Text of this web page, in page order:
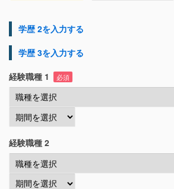
学歴 2を入力する
学歴 3を入力する
経験職種 1
必須
経験職種 2